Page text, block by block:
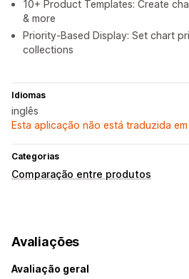
10+ Product Templates: Create
& more
Priority-Based Display: Set chart
collections
Idiomas
inglês
Esta aplicação não está traduzida
Categorias
Comparação entre produtos
Mostrar e ocultar
Opções de apresentação
Avaliações
Avaliação geral